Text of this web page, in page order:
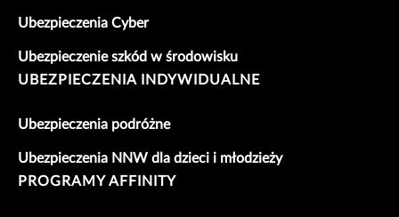
Ubezpieczenia Cyber
Ubezpieczenie szkód w środowisku
UBEZPIECZENIA INDYWIDUALNE
Ubezpieczenia podróżne
Ubezpieczenia NNW dla dzieci i młodzieży
PROGRAMY AFFINITY